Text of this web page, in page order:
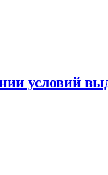
условий